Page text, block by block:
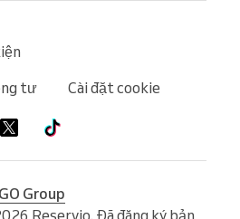
tư
Cài đặt cookie
Group